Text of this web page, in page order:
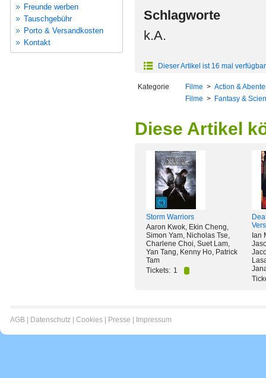
Freunde werben
Tauschgebühr
Porto & Versandkosten
Kontakt
Schlagworte
k.A.
Dieser Artikel ist 16 mal verfügbar
Kategorie Filme > Action &
Filme > Fantasy &
Diese Artikel
Storm Warriors
Aaron Kwok, Ekin Cheng,
Simon Yam, Nicholas Tse,
Charlene Choi, Suet Lam,
Yan Tang, Kenny Ho, Patrick
Tam
Tickets: 1
Ian
AGB Datenschutz Cookies Presse Impressum